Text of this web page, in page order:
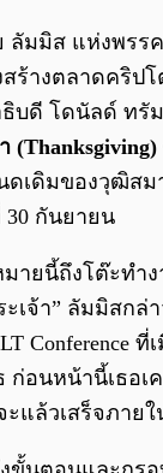
ลัมมิส แห่งพรร
ร้างตลาดคริป
บดี โดนัลด์ ทรั
(Thanksgiving)
ดเดิมของวุฒิส
30 กันยายน
มายนี้ถึงโต๊ะทำ
จ้า” ลัมมิสกล่
Conference
ก่อนหน้านี้เธอ
แล้วเสร็จภายใ